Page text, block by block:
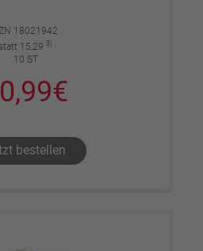
18021942
statt 15,29 3)
10 ST
bestellen